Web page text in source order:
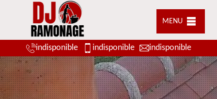
MENU
indisponible indisponible indisponible